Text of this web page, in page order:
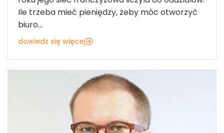
Ile trzeba mieć pieniędzy, żeby móc otworzyć
biuro...
dowiedz się więcej